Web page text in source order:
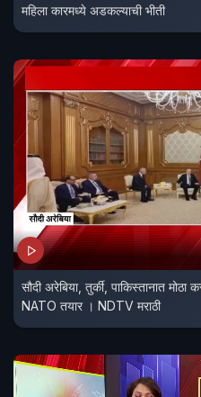
महिला कारमध्ये अडकल्याची भीती
सौदी अरेबिया, तुर्की, पाकिस्तानात
NATO तयार । NDTV मराठी